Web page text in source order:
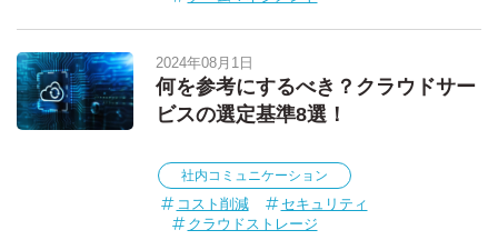
2024年08月1日
何を参考にするべき？クラウドサー
ビスの選定基準8選！
社内コミュニケーション
コスト削減
セキュリティ
クラウドストレージ